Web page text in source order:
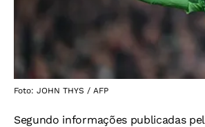
Foto: JOHN THYS / AFP
Segundo informações publicadas